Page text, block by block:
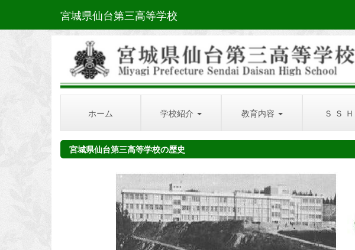
宮城県仙台第三高等学校
ホーム 学校紹介 教育内容 Ｓ Ｓ Ｈ
宮城県仙台第三高等学校の歴史